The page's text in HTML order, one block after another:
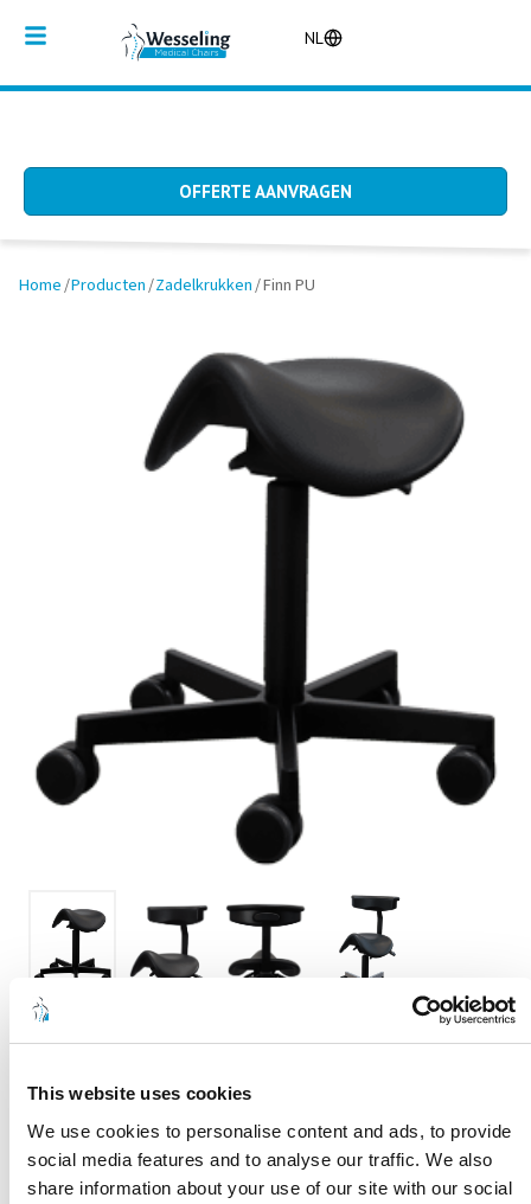
This website uses cookies
We use cookies to personalise content and ads, to provide
social media features and to analyse our traffic. We also
share information about your use of our site with our social
NL
OFFERTE AANVRAGEN
Home/Producten/Zadelkrukken/Finn PU
De Finn PU is ontworpen voor een comfortabele en
ergonomische zithouding. Dankzij de stevige zwarte PU
zitting biedt deze kruk optimale…